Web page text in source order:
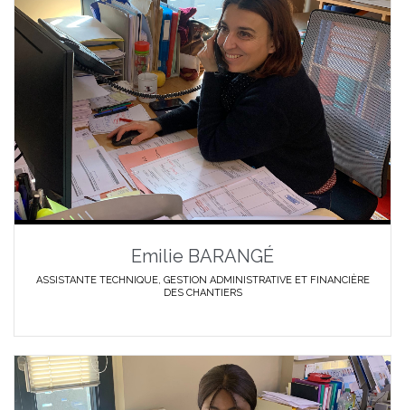
Emilie BARANGÉ
ASSISTANTE TECHNIQUE, GESTION ADMINISTRATIVE ET FINANCIÈRE
DES CHANTIERS